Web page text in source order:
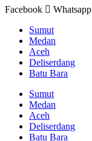
Facebook Whatsapp
Sumut
Medan
Aceh
Deliserdang
Batu Bara
Sumut
Medan
Aceh
Deliserdang
Batu Bara